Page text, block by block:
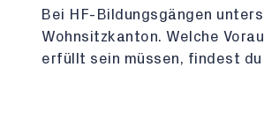
Bei HF-Bildungsgängen
Wohnsitzkanton. Welche
erfüllt sein müssen, findest du